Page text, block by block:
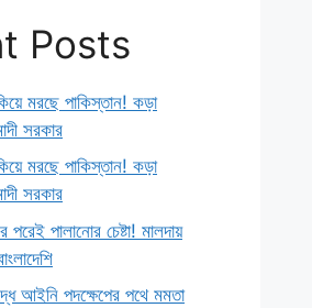
Posts
মরছে পাকিস্তান! কড়া
সরকার
মরছে পাকিস্তান! কড়া
সরকার
পালানোর চেষ্টা! মালদায়
আইনি পদক্ষেপের পথে মমতা